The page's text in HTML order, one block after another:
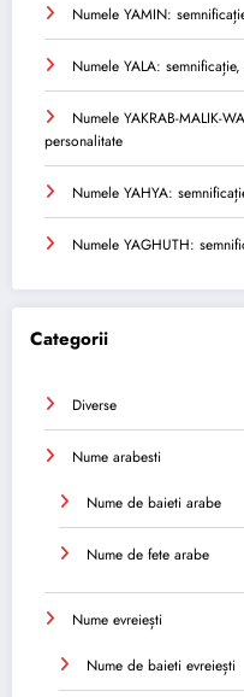
Numele YAMIN:
Numele YALA:
Numele YAKRAB-MALIK-
personalitate
Numele YAHYA:
Numele YAGHUTH:
Categorii
Diverse
Nume arabesti
Nume de baieti arabe
Nume de fete arabe
Nume evreiești
Nume de baieti evreiești